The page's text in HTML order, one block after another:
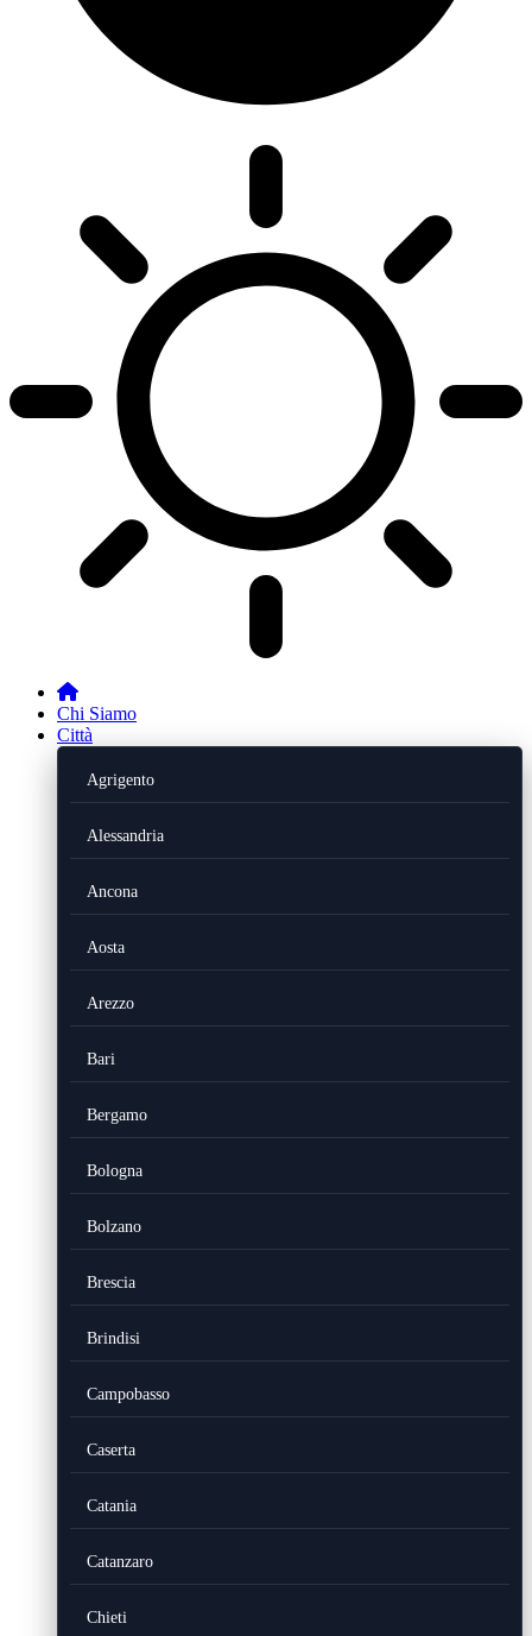
Chi Siamo
Città
Agrigento
Alessandria
Ancona
Aosta
Arezzo
Bari
Bergamo
Bologna
Bolzano
Brescia
Brindisi
Campobasso
Caserta
Catania
Catanzaro
Chieti